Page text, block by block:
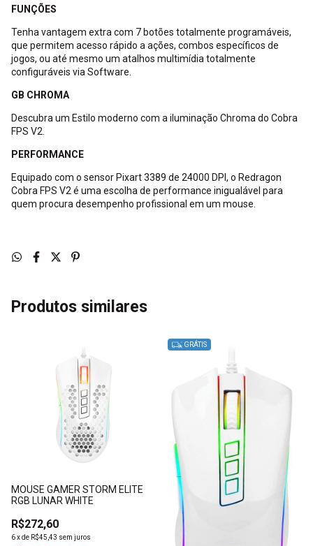
FUNÇÕES
Tenha vantagem extra com 7 botões totalmente programáveis,
que permitem acesso rápido a ações, combos específicos de
jogos, ou até mesmo um atalhos multimídia totalmente
configuráveis via Software.
GB CHROMA
Descubra um Estilo moderno com a iluminação Chroma do Cobra
FPS V2.
PERFORMANCE
Equipado com o sensor Pixart 3389 de 24000 DPI, o Redragon
Cobra FPS V2 é uma escolha de performance inigualável para
quem procura desempenho profissional em um mouse.
Produtos similares
MOUSE GAMER STORM ELITE
RGB LUNAR WHITE
R$272,60
6xde R$45,43 sem juros
GRÁTIS